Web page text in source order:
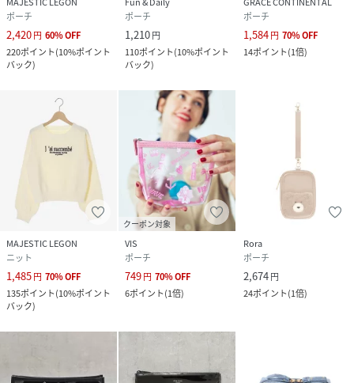
ポーチ
2,420円 60%OFF
220ポイント(10%ポイント
バック)
ポーチ
1,210円
110ポイント(10%ポイント
バック)
ポーチ
1,584円 70%OFF
14ポイント(1倍)
MAJESTIC LEGON
ニット
1,485円 70%OFF
135ポイント(10%ポイント
バック)
クーポン対象
VIS
ポーチ
749円 70%OFF
6ポイント(1倍)
Rora
ポーチ
2,674円
24ポイント(1倍)